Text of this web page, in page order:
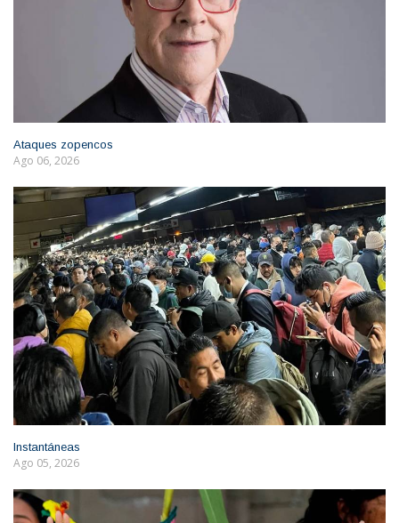
Ataques zopencos
Ago 06, 2026
Instantáneas
Ago 05, 2026